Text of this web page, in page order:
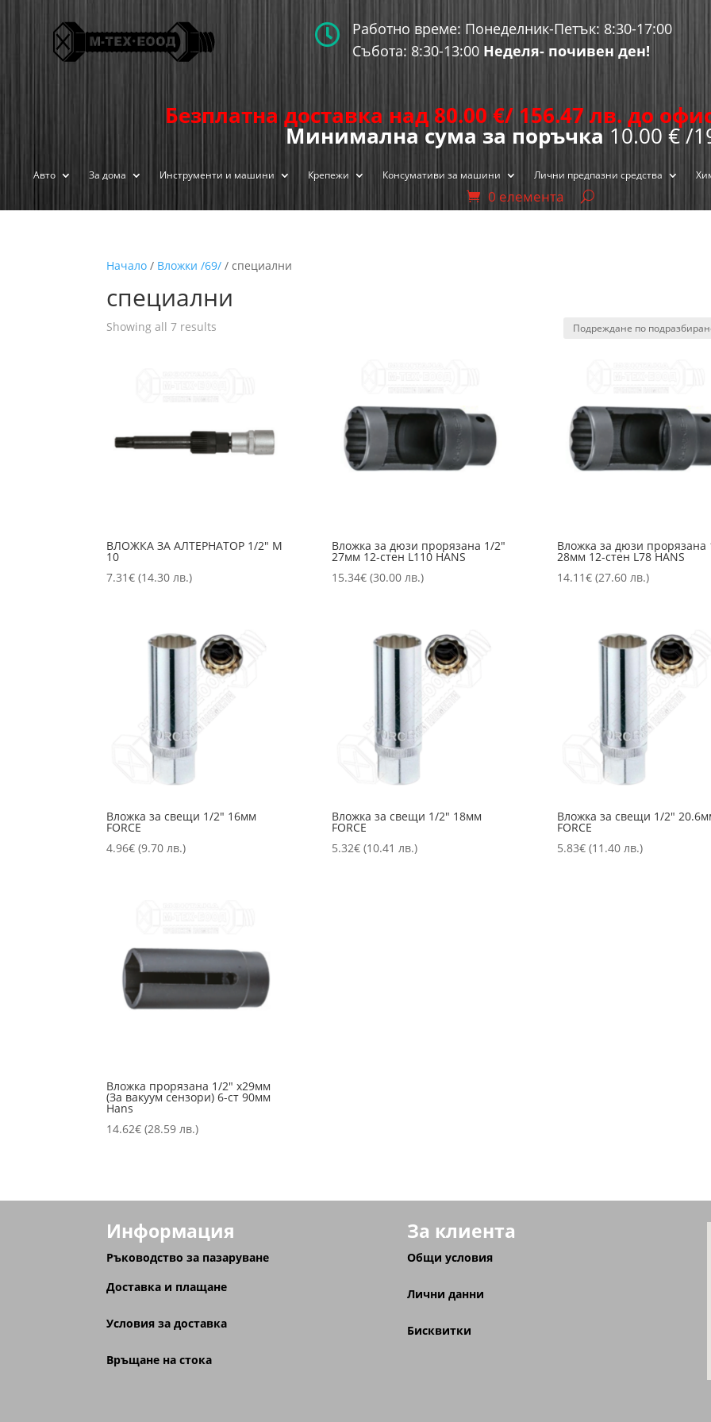

Работно време: Понеделник-Петък: 8:30-17:00
Събота: 8:30-13:00 Неделя- почивен ден!
Безплатна доставка над 80.00 €/ 156.47 лв. до
Минимална сума за поръчка 10.00 € /
Авто За дома Инструменти и машини Крепежи Консумативи за машини Лични предпазни средства
0 елемента
Начало / Вложки /69/ / специални
специални
Showing all 7 results
ВЛОЖКА ЗА АЛТЕРНАТОР 1/2″ М
10
7.31€ (14.30 лв.)
Вложка за дюзи прорязана 1/2″
27мм 12-стен L110 HANS
15.34€ (30.00 лв.)
Вложка за дюзи прорязана
28мм 12-стен L78 HANS
14.11€ (27.60 лв.)
Вложка за свещи 1/2″ 16мм
FORCE
4.96€ (9.70 лв.)
Вложка за свещи 1/2″ 18мм
FORCE
5.32€ (10.41 лв.)
Вложка за свещи 1/2″
FORCE
5.83€ (11.40 лв.)
Вложка прорязана 1/2″ х29мм
(За вакуум сензори) 6-ст 90мм
Hans
14.62€ (28.59 лв.)
Информация
Ръководство за пазаруване
Доставка и плащане
Условия за доставка
Връщане на стока
За клиента
Общи условия
Лични данни
Бисквитки